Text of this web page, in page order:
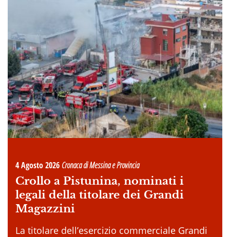
4 Agosto 2026 Cronaca di Messina e Provincia
Crollo a Pistunina, nominati i
legali della titolare dei Grandi
Magazzini
La titolare dell’esercizio commerciale Grandi